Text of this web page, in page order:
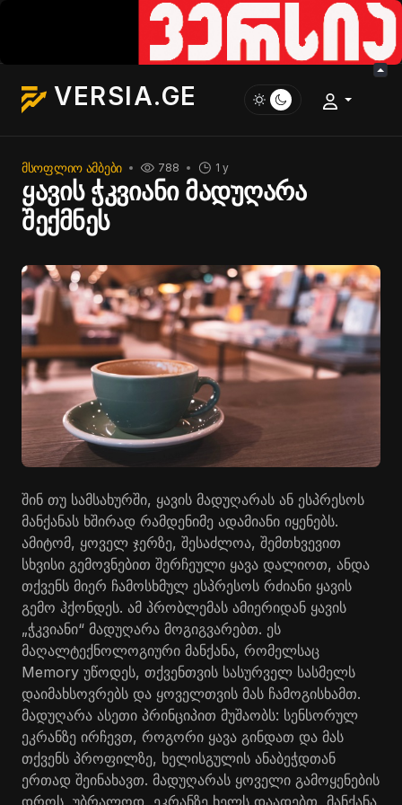
VERSIA.GE
ᲛᲡᲝᲤᲚᲘᲝ ᲐᲛᲑᲔᲑᲘ 1 y
788
ყავის ჭკვიანი მადუღარა
შექმნეს
შინ თუ სამსახურში, ყავის მადუღარას ან ესპრესოს
მანქანას ხშირად რამდენიმე ადამიანი იყენებს.
ამიტომ, ყოველ ჯერზე, შესაძლოა, შემთხვევით
სხვისი გემოვნებით შერჩეული ყავა დალიოთ, ანდა
თქვენს მიერ ჩამოსხმულ ესპრესოს რძიანი ყავის
გემო ჰქონდეს. ამ პრობლემას ამიერიდან ყავის
„ჭკვიანი“ მადუღარა მოგიგვარებთ. ეს
მაღალტექნოლოგიური მანქანა, რომელსაც
Memory უწოდეს, თქვენთვის სასურველ სასმელს
დაიმახსოვრებს და ყოველთვის მას ჩამოგისხამთ.
მადუღარა ასეთი პრინციპით მუშაობს: სენსორულ
ეკრანზე ირჩევთ, როგორი ყავა გინდათ და მას
თქვენს პროფილზე, ხელისგულის ანაბეჭდთან
ერთად შეინახავთ. მადუღარას ყოველი გამოყენების